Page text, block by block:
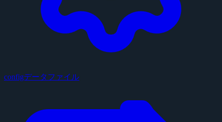
configデータファイル